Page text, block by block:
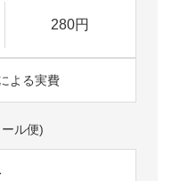
280円
よる実費
ル便)